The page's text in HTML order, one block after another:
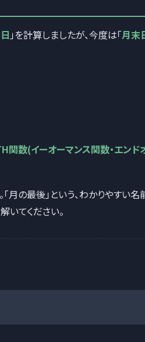
」を計算しましたが、今度は「月末
関数(イーオーマンス関数・エンド
「月の最後」という、わかりやすい名
てください。